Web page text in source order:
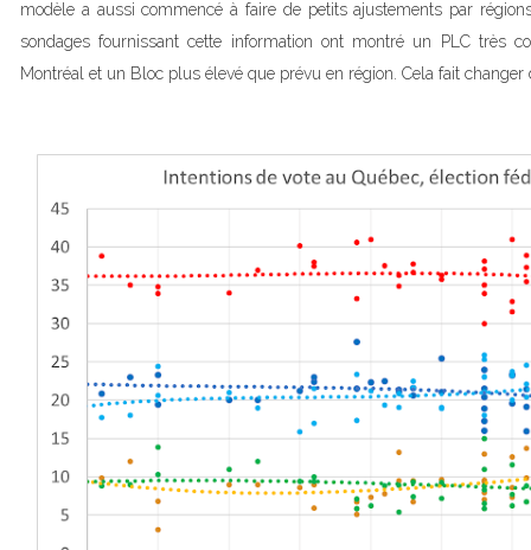
modèle a aussi commencé à faire de petits ajustements par
sondages fournissant cette information ont montré un PLC très
Montréal et un Bloc plus élevé que prévu en région. Cela fait